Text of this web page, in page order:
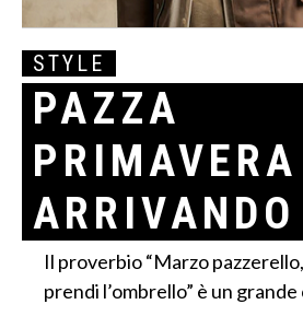
STYLE
PAZZA
Il proverbio “Marzo
prendi l’ombrello” è un grande